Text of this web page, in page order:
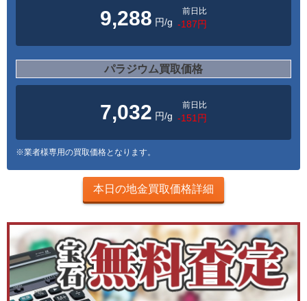
9,288 円/g
前日比
-187円
パラジウム買取価格
7,032 円/g
前日比
-151円
※業者様専用の買取価格となります。
本日の地金買取価格詳細